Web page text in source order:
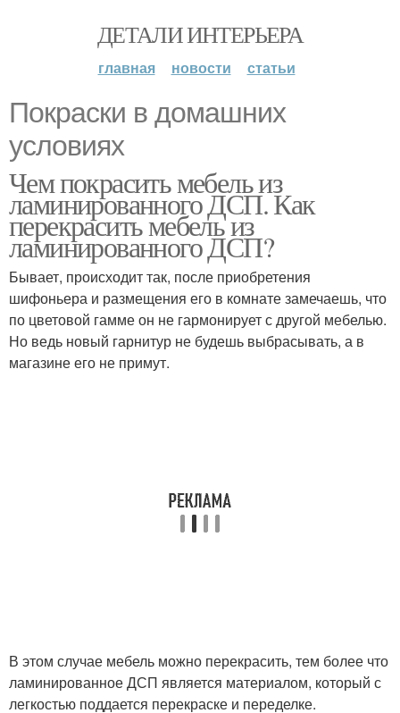
ДЕТАЛИ ИНТЕРЬЕРА
главная новости статьи
Покраски в домашних
условиях
Чем покрасить мебель из
ламинированного ДСП. Как
перекрасить мебель из
ламинированного ДСП?
Бывает, происходит так, после приобретения
шифоньера и размещения его в комнате замечаешь, что
по цветовой гамме он не гармонирует с другой мебелью.
Но ведь новый гарнитур не будешь выбрасывать, а в
магазине его не примут.
В этом случае мебель можно перекрасить, тем более что
ламинированное ДСП является материалом, который с
легкостью поддается перекраске и переделке.